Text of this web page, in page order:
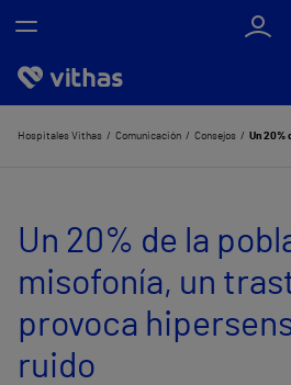
Nosotros
Servicios de salud
Equipo médico y asistencial
Información útil
Hospitales Vithas Comunicación Consejos
Un 20% de la
misofonía, un
provoca
ruido